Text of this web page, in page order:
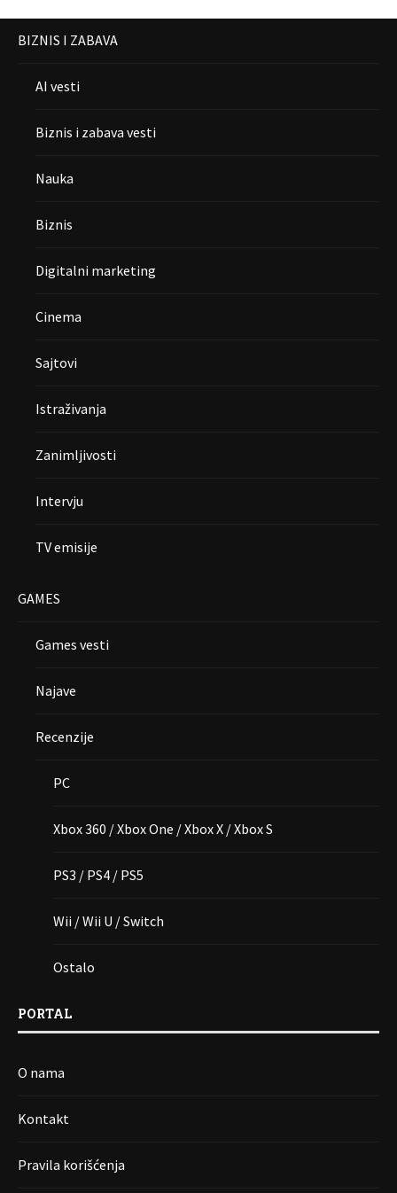
BIZNIS I ZABAVA
AI vesti
Biznis i zabava vesti
Nauka
Biznis
Digitalni marketing
Cinema
Sajtovi
Istraživanja
Zanimljivosti
Intervju
TV emisije
GAMES
Games vesti
Najave
Recenzije
PC
Xbox 360 / Xbox One / Xbox X / Xbox S
PS3 / PS4 / PS5
Wii / Wii U / Switch
Ostalo
PORTAL
O nama
Kontakt
Pravila korišćenja